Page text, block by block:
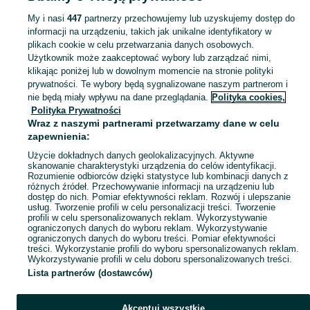
KATEGORIA
Skorzystaj z największego serwisu ogłoszeniowego - Kramarzyny i okolice! Kupuj to, czego pragniesz i sprzedawaj to, czego już nie potrzebujesz! Zobacz
Mapa kategorii
Mapa miejscowości
Mapa ministron
Popularne wyszukiwania
My i nasi 447partnerzy przechowujemy lub uzyskujemy dostęp do
informacji na urządzeniu, takich jak unikalne identyfikatory w
plikach cookie w celu przetwarzania danych osobowych.
Użytkownik może zaakceptować wybory lub zarządzać nimi,
klikając poniżej lub w dowolnym momencie na stronie polityki
prywatności. Te wybory będą sygnalizowane naszym partnerom i
nie będą miały wpływu na dane przeglądania. Polityka cookies,
Polityka Prywatności
Wraz z naszymi partnerami przetwarzamy dane w celu
zapewnienia:
Użycie dokładnych danych geolokalizacyjnych. Aktywne
skanowanie charakterystyki urządzenia do celów identyfikacji.
Rozumienie odbiorców dzięki statystyce lub kombinacji danych z
różnych źródeł. Przechowywanie informacji na urządzeniu lub
dostęp do nich. Pomiar efektywności reklam. Rozwój i ulepszanie
usług. Tworzenie profili w celu personalizacji treści. Tworzenie
profili w celu spersonalizowanych reklam. Wykorzystywanie
ograniczonych danych do wyboru reklam. Wykorzystywanie
ograniczonych danych do wyboru treści. Pomiar efektywności
treści. Wykorzystanie profili do wyboru spersonalizowanych reklam.
Wykorzystywanie profili w celu doboru spersonalizowanych treści.
Lista partnerów (dostawców)